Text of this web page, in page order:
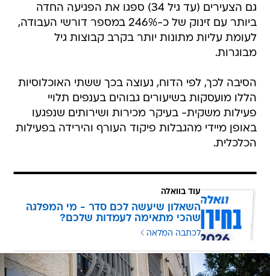
גם הצעירים (עד גיל 34) ספגו את הפגיעה החדה
ביותר עם זינוק של כ-246% במספר דורשי העבודה,
לעומת עליות מתונות יותר בקרב קבוצות גיל
מבוגרות.
הסיבה לכך, לפי הדוח, נעוצה בכך ששתי האוכלוסיות
הללו מועסקות בשיעורים גבוהים בענפים תלויי
פעילות משקית- בעיקר מכירות ושירותים שנפגעו
באופן מיידי מהגבלות פיקוד העורף והירידה בפעילות
הכלכלית.
עוד בוואלה
השאלון שיעשה לכם סדר - מי המפלגה
שהכי מתאימה לעמדות שלכם?
לכתבה המלאה